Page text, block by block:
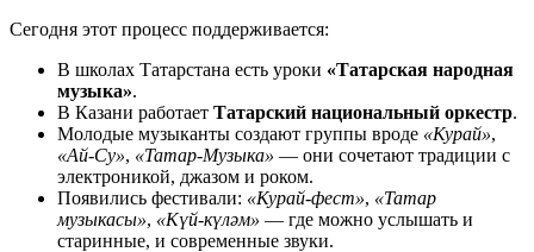
Сегодня этот процесс поддерживается:
В школах Татарстана есть уроки «Татарская народная
музыка».
В Казани работает Татарский национальный оркестр.
Молодые музыканты создают группы вроде «Курай»,
«Ай-Су», «Татар-Музыка» — они сочетают традиции с
электроникой, джазом и роком.
Появились фестивали: «Курай-фест», «Татар
музыкасы», «Күй-күләм» — где можно услышать и
старинные, и современные звуки.